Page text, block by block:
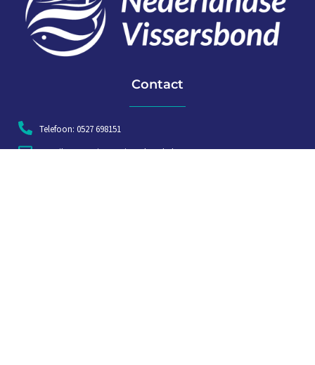
Contact
Telefoon: 0527 698151
E-mail: secretariaat@vissersbond.nl